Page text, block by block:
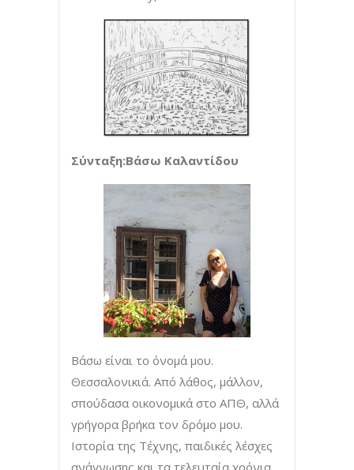
Σύνταξη:Βάσω Καλαντίδου
Βάσω είναι το όνομά μου.
Θεσσαλονικιά. Από λάθος, μάλλον,
σπούδασα οικονομικά στο ΑΠΘ, αλλά
γρήγορα βρήκα τον δρόμο μου.
Ιστορία της Τέχνης, παιδικές λέσχες